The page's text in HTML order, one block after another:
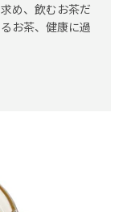
め、飲むお茶だ
お茶、健康に過